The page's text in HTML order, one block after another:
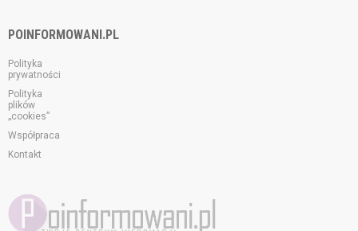
POINFORMOWANI.PL
Polityka
prywatności
Polityka
plików
„cookies”
Współpraca
Kontakt